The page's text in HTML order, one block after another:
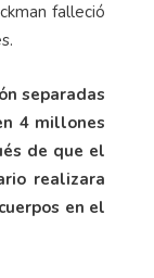
falleció
separadas
4 millones
de que el
realizara
en el